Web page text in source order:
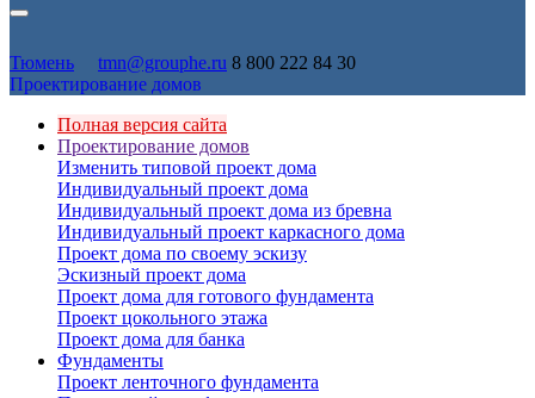
Тюмень tmn@grouphe.ru 8 800 222 84 30
Проектирование домов
Полная версия сайта
Проектирование домов
Изменить типовой проект дома
Индивидуальный проект дома
Индивидуальный проект дома из бревна
Индивидуальный проект каркасного дома
Проект дома по своему эскизу
Эскизный проект дома
Проект дома для готового фундамента
Проект цокольного этажа
Проект дома для банка
Фундаменты
Проект ленточного фундамента